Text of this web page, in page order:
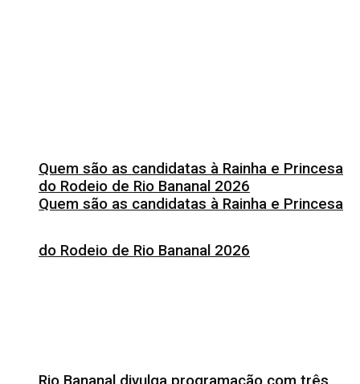
Quem são as candidatas à Rainha e Princesa
do Rodeio de Rio Bananal 2026
Quem são as candidatas à Rainha e Princesa
do Rodeio de Rio Bananal 2026